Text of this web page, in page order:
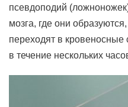
псевдоподий
мозга, где они
переходят в кровеносные
в течение нескольких